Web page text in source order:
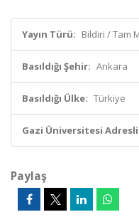
Yayın Türü: Bildiri / Tam
Basıldığı Şehir: Ankara
Basıldığı Ülke: Türkiye
Gazi Üniversitesi
Paylaş